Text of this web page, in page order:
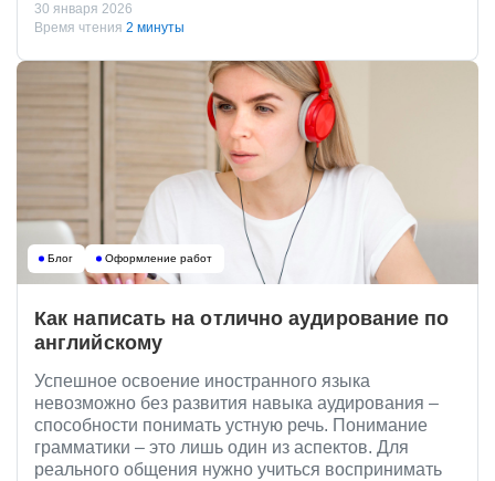
30 января 2026
Время чтения 2 минуты
Блог Оформление работ
Как написать на отлично аудирование по
английскому
Успешное освоение иностранного языка
невозможно без развития навыка аудирования –
способности понимать устную речь. Понимание
грамматики – это лишь один из аспектов. Для
реального общения нужно учиться воспринимать